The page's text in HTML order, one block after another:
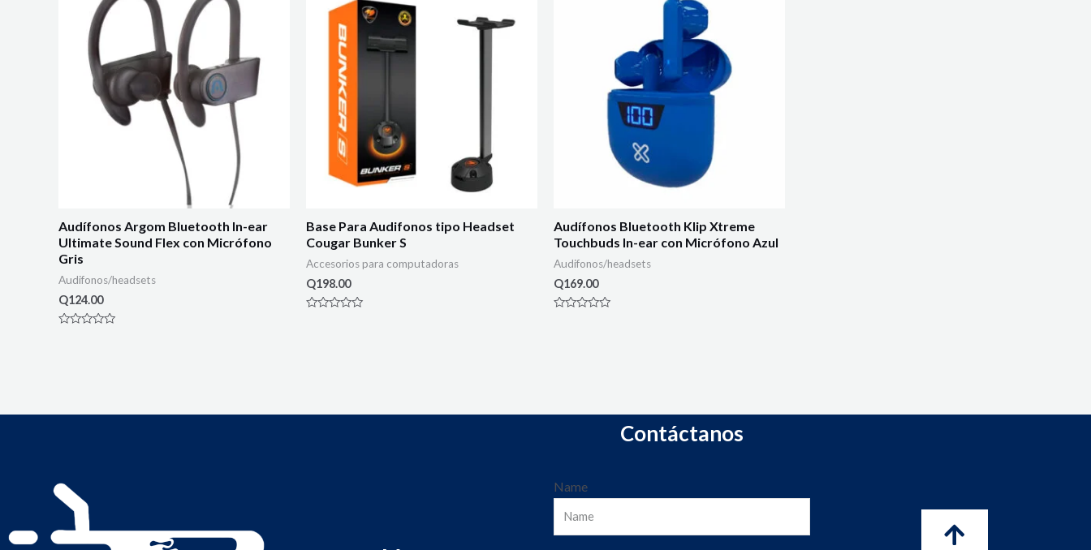
Audífonos Argom Bluetooth In-ear
Ultimate Sound Flex con Micrófono
Gris
Audifonos/headsets
Q124.00
Base Para Audifonos tipo Headset
Cougar Bunker S
Accesorios para computadoras
Q198.00
Audífonos Bluetooth Klip Xtreme
Touchbuds In-ear con Micrófono Azul
Audifonos/headsets
Q169.00
Contáctanos
Name